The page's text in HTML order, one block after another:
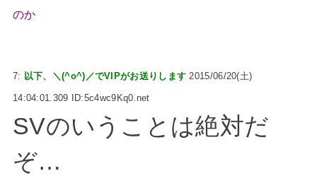
のか
7: 以下、＼(^o^)／でVIPがお送りします 2015/06/20(土)
14:04:01.309 ID:5c4wc9Kq0.net
SVのいうことは絶対だ
ぞ…